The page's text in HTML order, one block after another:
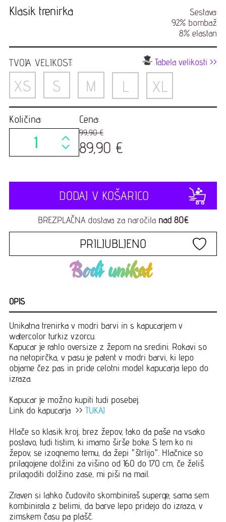
Klasik trenirka
Sestava:
92% bombaž
8% elastan
Tabela velikosti >>
TVOJA VELIKOST:
XS S M L XL
Količina: Cena:
99,90 €
89,90 €
DODAJ V KOŠARICO
BREZPLAČNA dostava za naročila nad 80€
PRILJUBLJENO
Bodi unikat
OPIS
Unikatna trenirka v modri barvi in s kapucarjem v
watercolor turkiz vzorcu.
Kapucar je rahlo oversize z žepom na sredini. Rokavi so
na netopirčka, v pasu je patent v modri barvi, ki lepo
objame čez pas in pride celotni model kapucarja lepo do
izraza.
Kapucar je možno kupiti tudi posebej.
Link do kapucarja >> TUKAJ
Hlače so klasik kroj, brez žepov, tako da paše na vsako
postavo, tudi tistim, ki imamo širše boke. S tem ko ni
žepov, se izognemo temu, da žepi "štrlijo". Hlačnice so
prilagojene dolžini za višino od 160 do 170 cm, če želiš
prilagoditi dolžino zase, mi piši na mail.
Zraven si lahko čudovito skombiniraš superge, sama sem
kombinirala z belimi, da barve lepo pridejo do izraza, v
zimskem času pa plašč.